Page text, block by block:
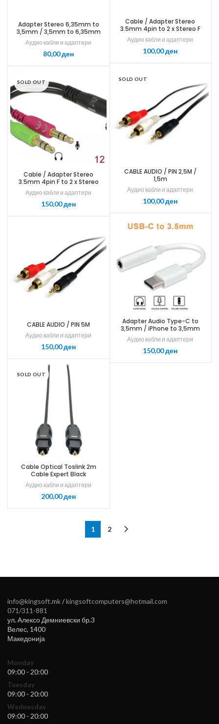
Adapter Stereo 6,35mm to
3,5mm / 3,5mm to 6,35mm
Аудио кабли и адаптери
ден
Cable / Adapter Stereo
3.5mm 4pin to 2 x Stereo F
3pin Splitter cable for
Headphone and Microphone
Аудио кабли и адаптери
ден
SOLD OUT
CABLE AUDIO / PIN 2,5M /
1,5m
Аудио кабли и адаптери
ден
SOLD OUT
Cable / Adapter Stereo
3.5mm 4pin F to 2 x Stereo
3pin M Splitter cable for
Headphone and Microphone
Аудио кабли и адаптери
ден
Adapter Audio Type-C to
3,5mm / iPhone to 3,5mm
Аудио кабли и адаптери
ден
CABLE AUDIO / PIN 5M
Аудио кабли и адаптери
ден
SOLD OUT
Cable Optical Toslink 2m
Cable Expert Black
Аудио кабли и адаптери
ден
1 2
info@kingsoft.mk/kingsoftcomputers@hotmail.com
071/311-881
ул. Алексо Демниевски бр.3
Велес, 1400
Македонија
Monday
09:00 - 20:00
Tuesday
09:00 - 20:00
Wednesday
09:00 - 20:00